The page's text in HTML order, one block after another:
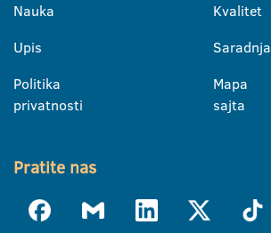
Nauka
Upis
Politika
privatnosti
Kvalitet
Saradnja
Mapa
sajta
Pratite nas